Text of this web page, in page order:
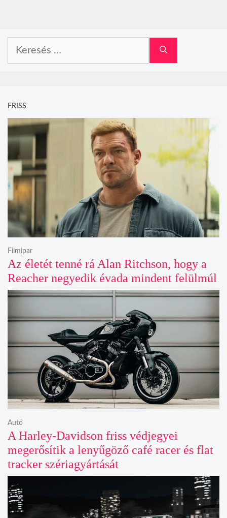
FRISS
Az életét tenné rá Alan Ritchson, hogy a
Reacher negyedik évada mindent felülmúl
Filmipar
A Harley-Davidson friss védjegyei
megerősítik a lenyűgöző café racer és flat
tracker szériagyártását
Autó